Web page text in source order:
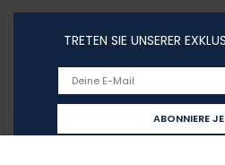
TRETEN SIE UNSERER